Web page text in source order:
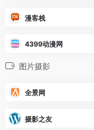
漫客栈
4399动漫网
图片摄影
全景网
摄影之友